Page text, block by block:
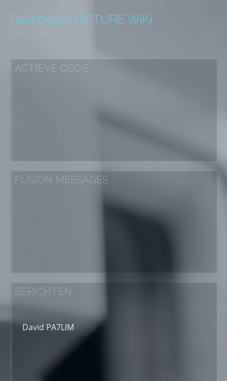
Dashboard PICTURE WiKi
ACTIEVE QSO'S
FUSION MESSAGES
BERICHTEN
David PA7LIM